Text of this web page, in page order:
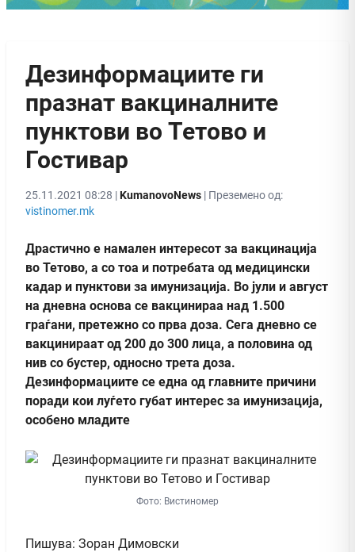
Дезинформациите ги
празнат вакциналните
пунктови во Тетово и
Гостивар
25.11.2021 08:28 |KumanovoNews | Преземено од:
vistinomer.mk
Драстично е намален интересот за вакцинација
во Тетово, а со тоа и потребата од медицински
кадар и пунктови за имунизација. Вo јули и август
на дневна основа се вакцинираа над 1.500
граѓани, претежно со прва доза. Сега дневно се
вакцинираат од 200 до 300 лица, а половина од
нив со бустер, односно трета доза.
Дезинформациите се една од главните причини
поради кои луѓето губат интерес за имунизација,
особено младите
Фото: Вистиномер
Пишува: Зоран Димовски